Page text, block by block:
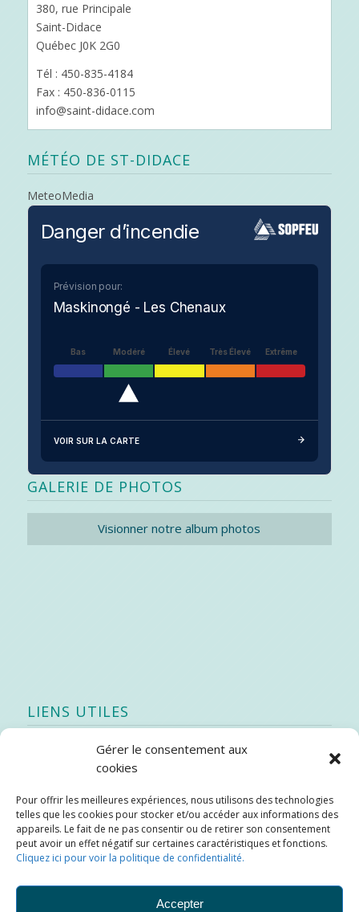
Gérer le consentement aux
cookies
Pour offrir les meilleures expériences, nous utilisons des technologies
telles que les cookies pour stocker et/ou accéder aux informations des
appareils. Le fait de ne pas consentir ou de retirer son consentement
peut avoir un effet négatif sur certaines caractéristiques et fonctions.
Cliquez ici pour voir la politique de confidentialité.
Accepter
380, rue Principale
Saint-Didace
Québec J0K 2G0
Tél : 450-835-4184
Fax : 450-836-0115
info@saint-didace.com
MÉTÉO DE ST-DIDACE
MeteoMedia
Danger d’incendie
Prévision pour:
Maskinongé - Les Chenaux
Bas Modéré Élevé Très Élevé Extrême
VOIR SUR LA CARTE
GALERIE DE PHOTOS
Visionner notre album photos
LIENS UTILES
Quoi de neuf
Stratégie québécoise d’économie d’eau potable
Bibliothèque
Météo locale